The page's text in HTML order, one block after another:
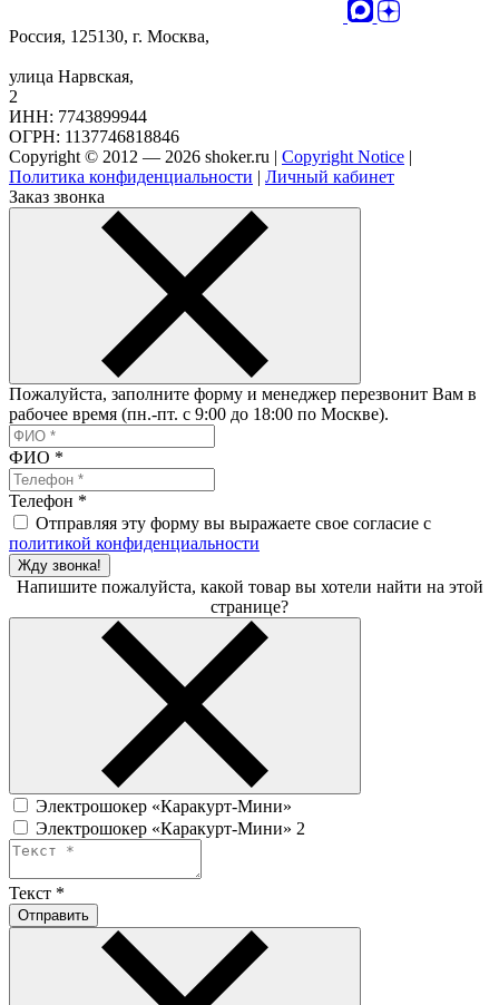
Россия, 125130, г. Москва,
улица Нарвская,
2
ИНН: 7743899944
ОГРН: 1137746818846
Copyright © 2012 — 2026 shoker.ru | Copyright Notice |
Политика конфиденциальности | Личный кабинет
Заказ звонка
Пожалуйста, заполните форму и менеджер перезвонит Вам в
рабочее время (пн.-пт. с 9:00 до 18:00 по Москве).
ФИО *
Телефон *
Отправляя эту форму вы выражаете свое согласие с
политикой конфиденциальности
Жду звонка!
Напишите пожалуйста, какой товар вы хотели найти на этой
странице?
Электрошокер «Каракурт-Мини»
Электрошокер «Каракурт-Мини» 2
Текст *
Отправить